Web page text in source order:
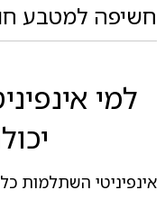
חשיפה למטבע
למי
אינפיניטי השתלמות